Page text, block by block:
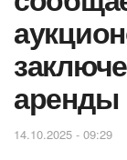
аренды
14.10.2025 - 09:29